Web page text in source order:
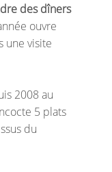
des dîners
ouvre
une visite
2008 au
5 plats
du